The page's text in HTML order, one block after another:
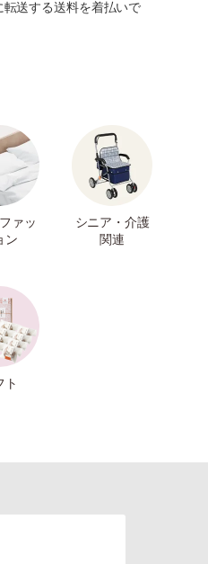
送する送料を着払いで
ァッ
ン
シニア・介護
関連
ト